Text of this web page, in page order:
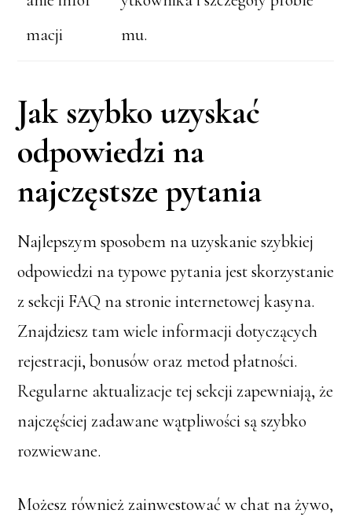
macji
mu.
Jak szybko uzyskać
odpowiedzi na
najczęstsze pytania
Najlepszym sposobem na uzyskanie szybkiej
odpowiedzi na typowe pytania jest skorzystanie
z sekcji FAQ na stronie internetowej kasyna.
Znajdziesz tam wiele informacji dotyczących
rejestracji, bonusów oraz metod płatności.
Regularne aktualizacje tej sekcji zapewniają, że
najczęściej zadawane wątpliwości są szybko
rozwiewane.
Możesz również zainwestować w chat na żywo,